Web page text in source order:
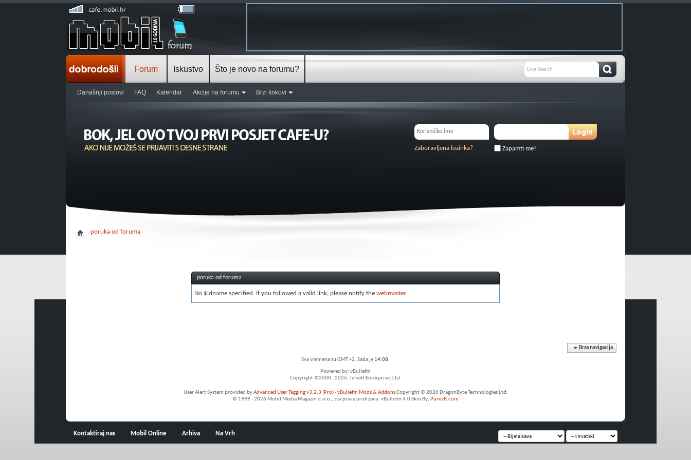
Forum
Današnji postovi FAQ Kalendar Akcije na forumu Brzi linkovi
Iskustvo Što je novo na forumu?
Zapamti me?
Zaboravljena lozinka?
poruka od foruma
poruka od foruma
No $idname specified. If you followed a valid link, please notify the webmaster
Brza navigacija
Sva vremena su GMT +2. Sada je 14:08.
Powered by: vBulletin
Copyright ©2000 - 2026, Jelsoft Enterprises Ltd.
User Alert System provided byAdvanced User Tagging v3.2.3 (Pro)-vBulletin Mods & AddonsCopyright © 2026 DragonByte Technologies Ltd.
© 1999 - 2026 Mobil Media Magazin d.o.o., sva prava pridržana. vBulletin 4.0 Skin By: PurevB.com
Kontaktiraj nas Mobil Online Arhiva Na Vrh